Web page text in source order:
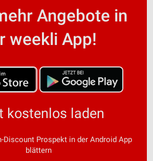
Angebote in
weekli App!
kostenlos laden
Discount Prospekt in der Android App
blättern